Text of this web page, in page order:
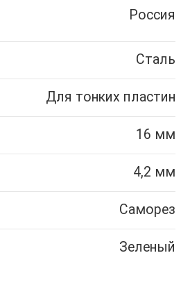
Россия
Сталь
Для тонких пластин
16 мм
4,2 мм
Саморез
Зеленый